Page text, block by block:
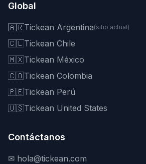
Global
🇦🇷Tickean Argentina(sitio actual)
🇨🇱Tickean Chile
🇲🇽Tickean México
🇨🇴Tickean Colombia
🇵🇪Tickean Perú
🇺🇸Tickean United States
Contáctanos
✉ hola@tickean.com